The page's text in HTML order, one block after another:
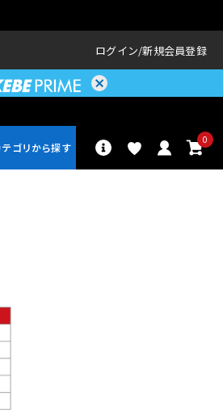
ログイン 新規会員登録
0